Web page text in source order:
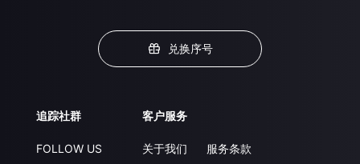
兑换序号
追踪社群
FOLLOW US
客户服务
关于我们
服务条款